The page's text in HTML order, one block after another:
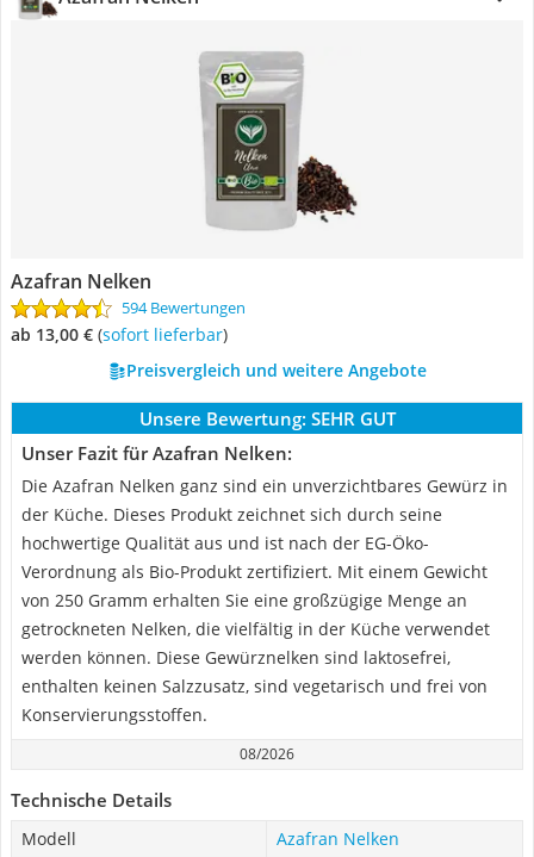
Azafran Nelken
594 Bewertungen
ab 13,00 € ( Sofort lieferbar)
Preisvergleich und weitere Angebote
Unsere Bewertung: SEHR GUT
Unser Fazit für Azafran Nelken:
Die Azafran Nelken ganz sind ein unverzichtbares Gewürz in
der Küche. Dieses Produkt zeichnet sich durch seine
hochwertige Qualität aus und ist nach der EG-Öko-
Verordnung als Bio-Produkt zertifiziert. Mit einem Gewicht
von 250 Gramm erhalten Sie eine großzügige Menge an
getrockneten Nelken, die vielfältig in der Küche verwendet
werden können. Diese Gewürznelken sind laktosefrei,
enthalten keinen Salzzusatz, sind vegetarisch und frei von
Konservierungsstoffen.
08/2026
Technische Details
Modell
Azafran Nelken